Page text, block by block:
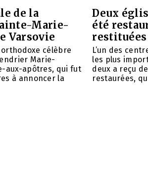
de la
Marie-
Varsovie
orthodoxe célèbre
Marie-
aux-apôtres, qui fut
à annoncer la
Deux
été
restituées
L’un des
les plus
deux a reçu
restaurées,